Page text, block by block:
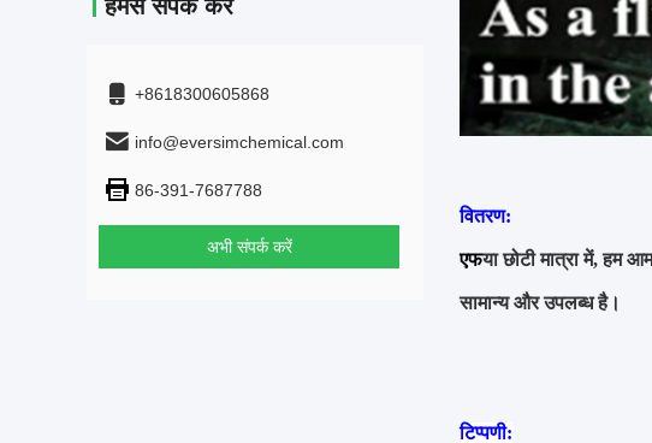
हमसे संपर्क करें
+8618300605868
info@eversimchemical.com
86-391-7687788
अभी संपर्क करें
वितरण:
एफया छोटी मात्रा में, हम
सामान्य और उपलब्ध है।
टिप्पणी: